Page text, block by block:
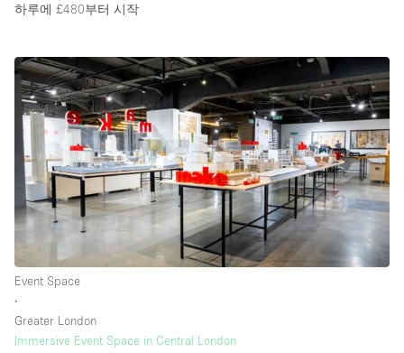
하루에 £480부터 시작
Event Space
∙
Greater London
Immersive Event Space in Central London